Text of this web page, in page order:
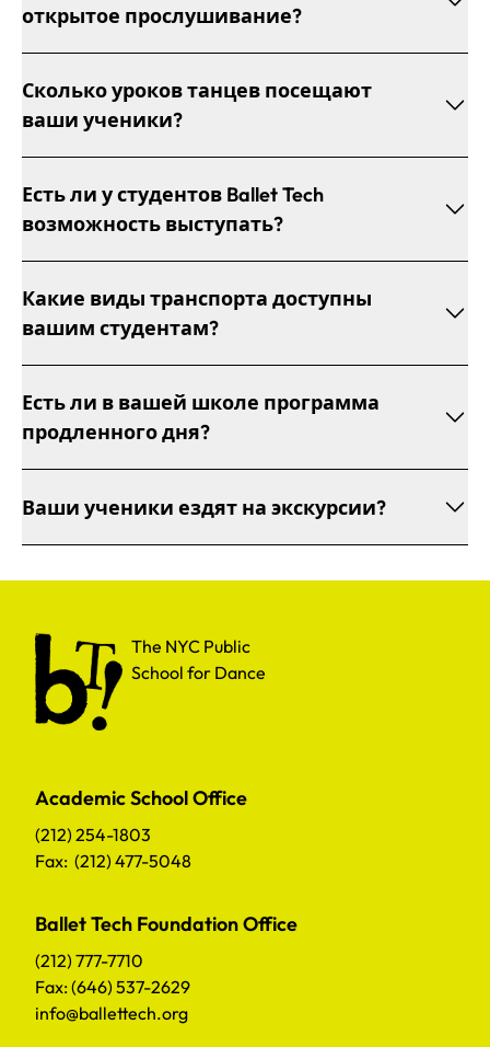
открытое прослушивание?
Сколько уроков танцев посещают
ваши ученики?
Есть ли у студентов Ballet Tech
возможность выступать?
Какие виды транспорта доступны
вашим студентам?
Есть ли в вашей школе программа
продленного дня?
Ваши ученики ездят на экскурсии?
The NYC Public School for Dance
The NYC Public
School for Dance
Academic School Office
(212) 254-1803
Fax: (212) 477-5048
Ballet Tech Foundation Office
(212) 777-7710
Fax: (646) 537-2629
info@ballettech.org